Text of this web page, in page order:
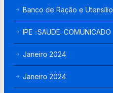
Banco de Ração e
IPE -SAUDE: COMUNICADO
Janeiro 2024
Janeiro 2024